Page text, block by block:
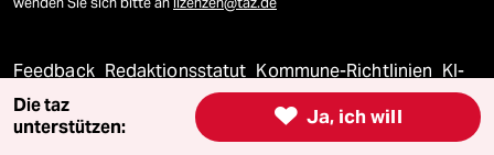
Feedback Redaktionsstatut Kommune-Richtlinien KI-
Leitlinie Informant Datenschutz Impressum AGB
 Ja, ich will
Die taz
unterstützen: